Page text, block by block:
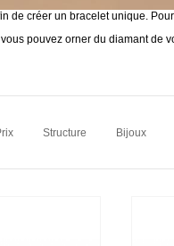
de créer un bracelet unique.
pouvez orner du diamant de
Structure Bijoux